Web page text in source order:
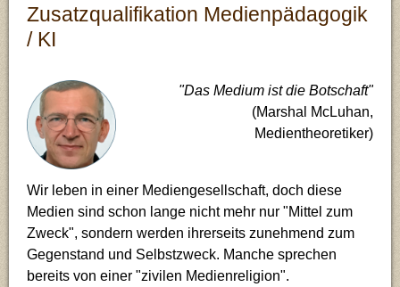
Impressum
Chemie (Ch)
Englisch (En)
Erdkunde (Ek)
Ev. Religion (Re)
Französisch (Fr)
Bilingualer Unterricht
Gesellschaftslehre
Naturwissenschaften
Schulen
IServ
Stade
Zusatzqualifikation Medienpädagogik
/ KI
"Das Medium ist die Botschaft"
(Marshal McLuhan,
Medientheoretiker)
Wir leben in einer Mediengesellschaft, doch diese
Medien sind schon lange nicht mehr nur "Mittel zum
Zweck", sondern werden ihrerseits zunehmend zum
Gegenstand und Selbstzweck. Manche sprechen
bereits von einer "zivilen Medienreligion".